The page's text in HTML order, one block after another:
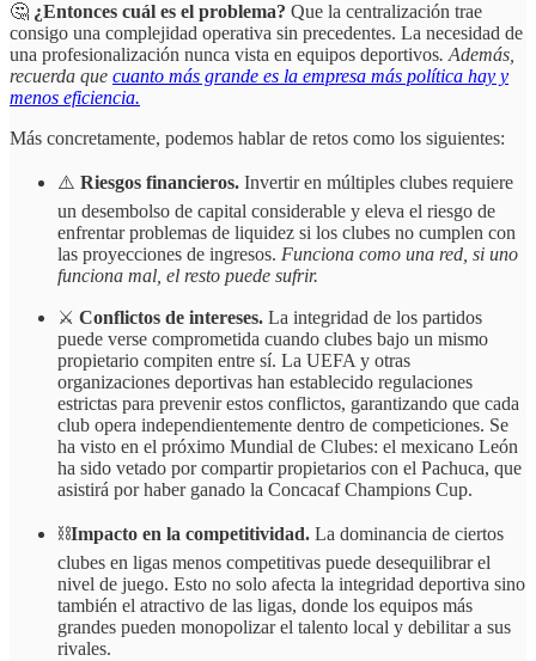
🤔 ¿Entonces cuál es el problema? Que la centralización trae
consigo una complejidad operativa sin precedentes. La necesidad de
una profesionalización nunca vista en equipos deportivos. Además,
recuerda que cuanto más grande es la empresa más política hay y
menos eficiencia.
Más concretamente, podemos hablar de retos como los siguientes:
⚠️ Riesgos financieros. Invertir en múltiples clubes requiere
un desembolso de capital considerable y eleva el riesgo de
enfrentar problemas de liquidez si los clubes no cumplen con
las proyecciones de ingresos. Funciona como una red, si uno
funciona mal, el resto puede sufrir.
⚔️ Conflictos de intereses. La integridad de los partidos
puede verse comprometida cuando clubes bajo un mismo
propietario compiten entre sí. La UEFA y otras
organizaciones deportivas han establecido regulaciones
estrictas para prevenir estos conflictos, garantizando que cada
club opera independientemente dentro de competiciones. Se
ha visto en el próximo Mundial de Clubes: el mexicano León
ha sido vetado por compartir propietarios con el Pachuca, que
asistirá por haber ganado la Concacaf Champions Cup.
⛓️Impacto en la competitividad. La dominancia de ciertos
clubes en ligas menos competitivas puede desequilibrar el
nivel de juego. Esto no solo afecta la integridad deportiva sino
también el atractivo de las ligas, donde los equipos más
grandes pueden monopolizar el talento local y debilitar a sus
rivales.